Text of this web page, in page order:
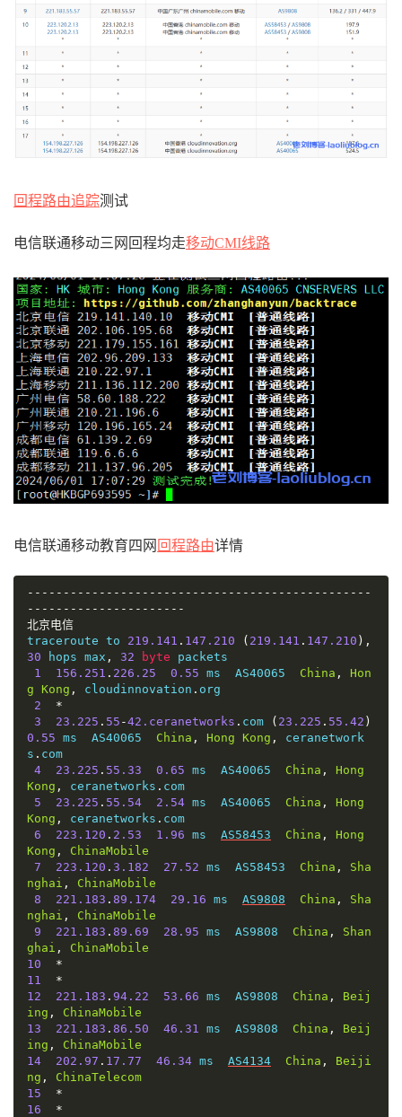
回程路由追踪测试
电信联通移动三网回程均走移动CMI线路
电信联通移动教育四网 回程路由详情
------------------------------------------------
----------------------
北京电信
traceroute to 219.141 . 147.210 ( 219.141 . 147.210 ),
30 hops max , 32 byte packets
1
156.251 . 226.25 0.55 ms  AS40065 China ,
Hon
g Kong , cloudinnovation . org
2
*
3
23.225 . 55 -42.ceranetworks . com ( 23.225 . 55.42 )
0.55 ms  AS40065 China , Hong Kong ,
ceranetwork
s . com
4
23.225 . 55.33 0.65 ms  AS40065 China ,
Hong
Kong , ceranetworks . com
5
23.225 . 55.54 2.54 ms  AS40065 China ,
Hong
Kong , ceranetworks . com
6
223.120 . 2.53 1.96 ms AS58453 China ,
Hong
Kong ,
ChinaMobile
7
223.120 . 3.182 27.52 ms  AS58453 China ,
Sha
nghai ,
ChinaMobile
8
221.183 . 89.174 29.16 ms AS9808 China ,
Sha
nghai ,
ChinaMobile
9
221.183 . 89.69 28.95 ms  AS9808 China ,
Shan
ghai ,
ChinaMobile
10
*
11
*
12
221.183 . 94.22 53.66 ms  AS9808 China ,
Beij
ing ,
ChinaMobile
13
221.183 . 86.50 46.31 ms  AS9808 China ,
Beij
ing ,
ChinaMobile
14
202.97 . 17.77 46.34 ms AS4134 China ,
Beiji
ng ,
ChinaTelecom
15
*
16
*